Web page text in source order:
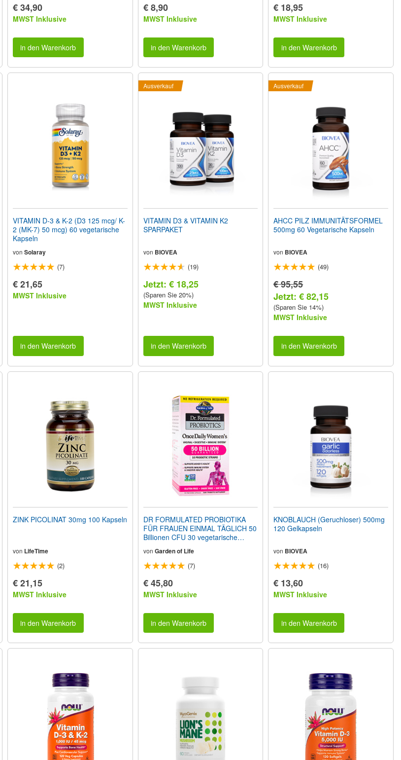
€ 34,90
MWST Inklusive
in den Warenkorb
€ 8,90
MWST Inklusive
in den Warenkorb
€ 18,95
MWST Inklusive
in den Warenkorb
VITAMIN D-3 & K-2 (D3 125 mcg/ K-
2 (MK-7) 50 mcg) 60 vegetarische
Kapseln
von Solaray
(7)
€ 21,65
MWST Inklusive
in den Warenkorb
Ausverkauf
VITAMIN D3 & VITAMIN K2
SPARPAKET
von BIOVEA
(19)
Jetzt: € 18,25
(Sparen Sie 20%)
MWST Inklusive
in den Warenkorb
Ausverkauf
AHCC PILZ IMMUNITÄTSFORMEL
500mg 60 Vegetarische Kapseln
von BIOVEA
(49)
€ 95,55
Jetzt: € 82,15
(Sparen Sie 14%)
MWST Inklusive
in den Warenkorb
ZINK PICOLINAT 30mg 100 Kapseln
von LifeTime
(2)
€ 21,15
MWST Inklusive
in den Warenkorb
DR FORMULATED PROBIOTIKA
FÜR FRAUEN EINMAL TÄGLICH 50
Billionen CFU 30 vegetarische
von Garden of Life
(7)
€ 45,80
MWST Inklusive
in den Warenkorb
KNOBLAUCH (Geruchloser) 500mg
120 Gelkapseln
von BIOVEA
(16)
€ 13,60
MWST Inklusive
in den Warenkorb